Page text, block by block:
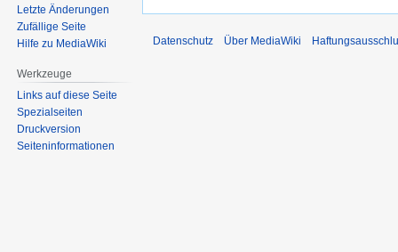
Letzte Änderungen
Zufällige Seite
Hilfe zu MediaWiki
Werkzeuge
Links auf diese Seite
Spezialseiten
Druckversion
Seiten­informationen
Datenschutz Über MediaWiki